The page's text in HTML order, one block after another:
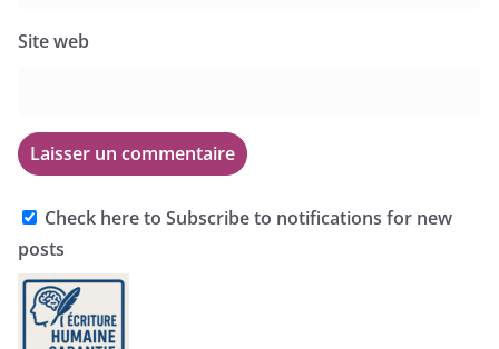
Site web
Check here to Subscribe to notifications for new
posts